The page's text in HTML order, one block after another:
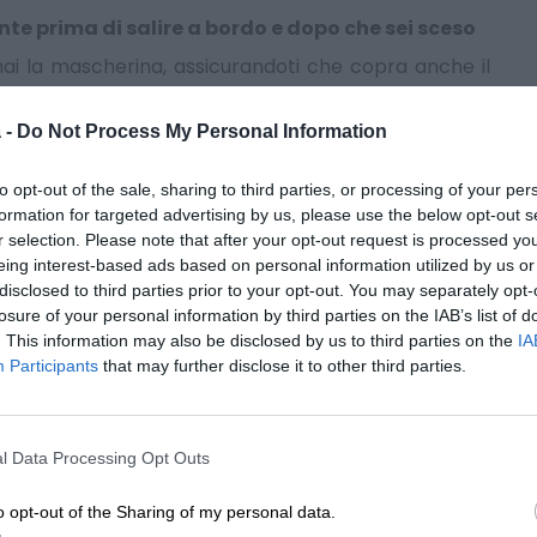
- Do Not Process My Personal Information
opt-out of the sale, sharing to third parties, or processing of your
for targeted advertising by us, please use the below opt-out
selection. Please note that after your opt-out request is processed
interest-based ads based on personal information utilized by us
to third parties prior to your opt-out. You may separately
of your personal information by third parties on the IAB’s list of
This information may also be disclosed by us to third parties on the
Participants that may further disclose it to other third parties.
Data Processing Opt Outs
opt-out of the Sharing of my personal data.
prima di salire a bordo e dopo che sei sceso
la mascherina, assicurandoti che copra anche il
. Starnutire o tossire nella manica superiore se
bocca
poggiatesta e braccioli, se possibile.
usate, guanti monouso o qualsiasi altro
sui posti autorizzati
salire
posto e scendi solo quando davanti a te non
a casa con te